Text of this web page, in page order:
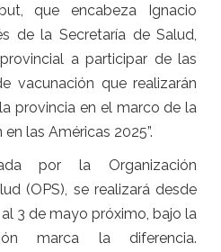
que encabeza Ignacio
de la Secretaría de Salud,
a participar de las
vacunación que realizarán
provincia en el marco de la
las Américas 2025”.
por la Organización
(OPS), se realizará desde
3 de mayo próximo, bajo la
marca la diferencia.